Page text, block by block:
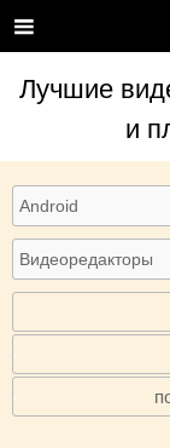
Лучшие
и
·
·